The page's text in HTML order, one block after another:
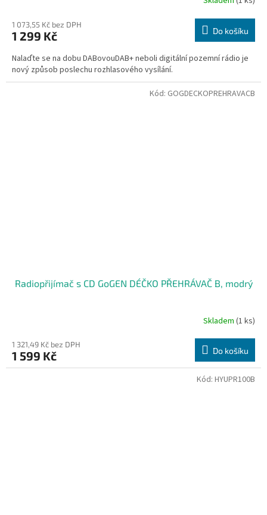
1 073,55 Kč bez DPH
1 299 Kč Do košíku
Nalaďte se na dobu DABovouDAB+ neboli digitální pozemní rádio je
nový způsob poslechu rozhlasového vysílání.
Radiopřijímač s CD GoGEN DÉČKO PŘEHRÁVAČ B, modrý
Skladem (1 ks)
1 321,49 Kč bez DPH
1 599 Kč Do košíku
Kód: GOGDECKOPREHRAVACB
Kód: HYUPR100B